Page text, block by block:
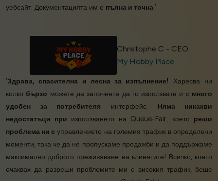
уебсайт. Документацията им е пълна и точна.’
Christophe C - CEO
My Hobby Place
‘Здрава, спасителна и лесна за изпълнение! Харесва ни
колко бързо можете да започнете да го използвате и с много
удобен за потребителя интерфейс. Няма никакви
недостатъци при използването на Queue-Fair, което реши
проблема ни с управлението на големия трафик в определени
моменти, така че да не пропускаме продажби и да поддържаме
максимално доброто преживяване на клиентите! Всичко, което
очаквах да разреши проблемите ми с високия трафик, беше